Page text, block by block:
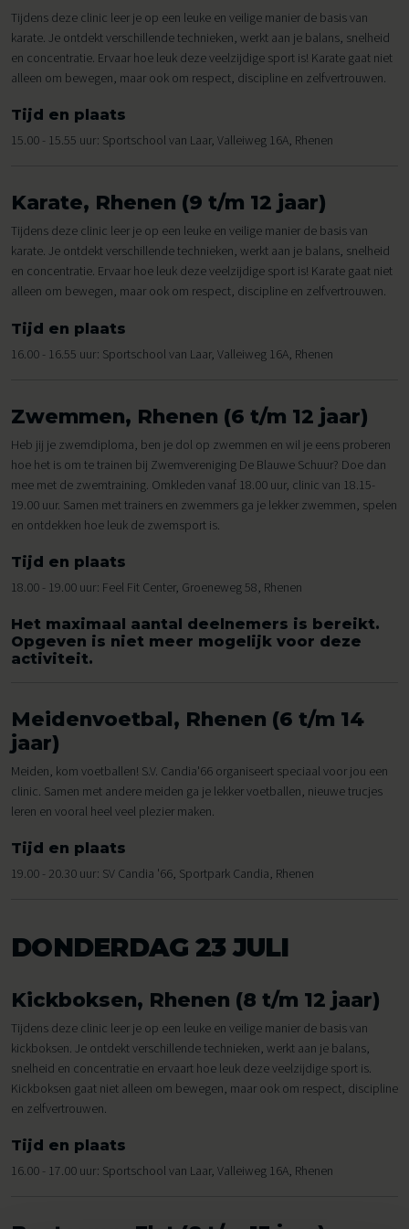
Tijdens deze clinic leer je op een leuke en veilige manier de basis van
karate. Je ontdekt verschillende technieken, werkt aan je balans, snelheid
en concentratie. Ervaar hoe leuk deze veelzijdige sport is! Karate gaat niet
alleen om bewegen, maar ook om respect, discipline en zelfvertrouwen.
Tijd en plaats
15.00 - 15.55 uur: Sportschool van Laar, Valleiweg 16A, Rhenen
Karate, Rhenen (9 t/m 12 jaar)
Tijdens deze clinic leer je op een leuke en veilige manier de basis van
karate. Je ontdekt verschillende technieken, werkt aan je balans, snelheid
en concentratie. Ervaar hoe leuk deze veelzijdige sport is! Karate gaat niet
alleen om bewegen, maar ook om respect, discipline en zelfvertrouwen.
Tijd en plaats
16.00 - 16.55 uur: Sportschool van Laar, Valleiweg 16A, Rhenen
Zwemmen, Rhenen (6 t/m 12 jaar)
Heb jij je zwemdiploma, ben je dol op zwemmen en wil je eens proberen
hoe het is om te trainen bij Zwemvereniging De Blauwe Schuur? Doe dan
mee met de zwemtraining. Omkleden vanaf 18.00 uur, clinic van 18.15-
19.00 uur. Samen met trainers en zwemmers ga je lekker zwemmen, spelen
en ontdekken hoe leuk de zwemsport is.
Tijd en plaats
18.00 - 19.00 uur: Feel Fit Center, Groeneweg 58, Rhenen
Het maximaal aantal deelnemers is bereikt.
Opgeven is niet meer mogelijk voor deze
activiteit.
Meidenvoetbal, Rhenen (6 t/m 14
jaar)
Meiden, kom voetballen! S.V. Candia'66 organiseert speciaal voor jou een
clinic. Samen met andere meiden ga je lekker voetballen, nieuwe trucjes
leren en vooral heel veel plezier maken.
Tijd en plaats
19.00 - 20.30 uur: SV Candia '66, Sportpark Candia, Rhenen
DONDERDAG 23 JULI
Kickboksen, Rhenen (8 t/m 12 jaar)
Tijdens deze clinic leer je op een leuke en veilige manier de basis van
kickboksen. Je ontdekt verschillende technieken, werkt aan je balans,
snelheid en concentratie en ervaart hoe leuk deze veelzijdige sport is.
Kickboksen gaat niet alleen om bewegen, maar ook om respect, discipline
en zelfvertrouwen.
Tijd en plaats
16.00 - 17.00 uur: Sportschool van Laar, Valleiweg 16A, Rhenen